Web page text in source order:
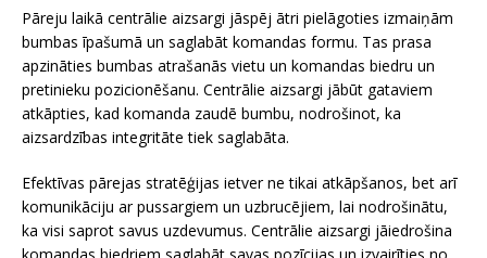
Pāreju laikā centrālie aizsargi jāspēj ātri pielāgoties izmaiņām
bumbas īpašumā un saglabāt komandas formu. Tas prasa
apzināties bumbas atrašanās vietu un komandas biedru un
pretinieku pozicionēšanu. Centrālie aizsargi jābūt gataviem
atkāpties, kad komanda zaudē bumbu, nodrošinot, ka
aizsardzības integritāte tiek saglabāta.
Efektīvas pārejas stratēģijas ietver ne tikai atkāpšanos, bet arī
komunikāciju ar pussargiem un uzbrucējiem, lai nodrošinātu,
ka visi saprot savus uzdevumus. Centrālie aizsargi jāiedrošina